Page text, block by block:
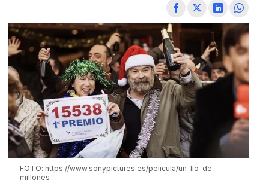
FOTO: https://www.sonypictures.es/pelicula/un-lio-de-
millones